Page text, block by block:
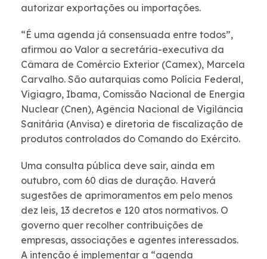
autorizar exportações ou importações.
“É uma agenda já consensuada entre todos”,
afirmou ao Valor a secretária-executiva da
Câmara de Comércio Exterior (Camex), Marcela
Carvalho. São autarquias como Polícia Federal,
Vigiagro, Ibama, Comissão Nacional de Energia
Nuclear (Cnen), Agência Nacional de Vigilância
Sanitária (Anvisa) e diretoria de fiscalização de
produtos controlados do Comando do Exército.
Uma consulta pública deve sair, ainda em
outubro, com 60 dias de duração. Haverá
sugestões de aprimoramentos em pelo menos
dez leis, 13 decretos e 120 atos normativos. O
governo quer recolher contribuições de
empresas, associações e agentes interessados.
A intenção é implementar a “agenda